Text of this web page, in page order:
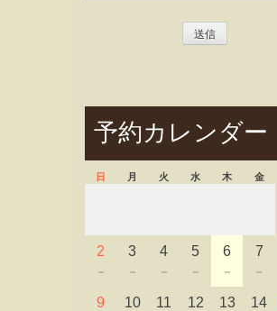
予約カレンダー
日 月 火 水 木 金
2
－
3
－
4
－
5
－
6
－
7
－
9 10 11 12 13 14